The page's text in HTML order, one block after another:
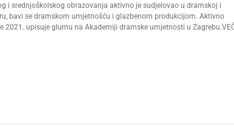
i srednjoškolskog obrazovanja aktivno je sudjelovao u dramskoj i
bavi se dramskom umjetnošću i glazbenom produkcijom. Aktivno
upisuje glumu na Akademiji dramske umjetnosti u